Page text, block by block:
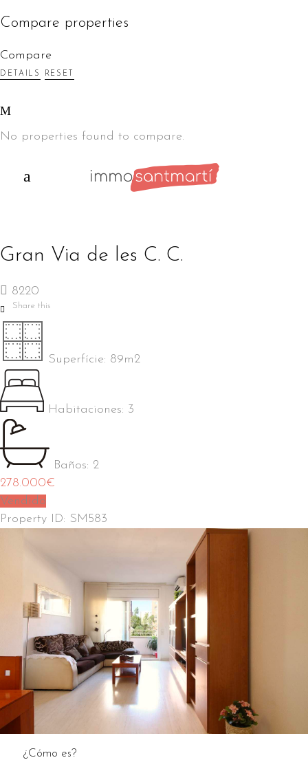
Compare properties
Compare
DETAILS RESET
No properties found to compare.
Gran Via de les C. C.
8220
Share this
Superfície: 89m2
Habitaciones: 3
Baños: 2
278.000€
Vendido
Property ID: SM583
¿Cómo es?